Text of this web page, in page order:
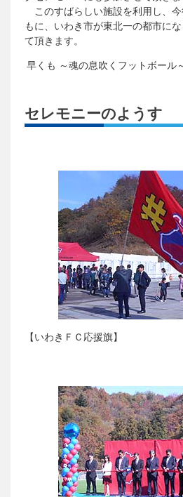
このすばらしい施設を利用し、今
もに、いわき市が東北一の都市に
て頂きます。
早くも ～魂の息吹くフットボー
セレモニーのようす
【いわきＦＣ応援旗】